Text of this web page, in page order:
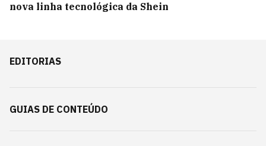
nova linha tecnológica da Shein
EDITORIAS
GUIAS DE CONTEÚDO